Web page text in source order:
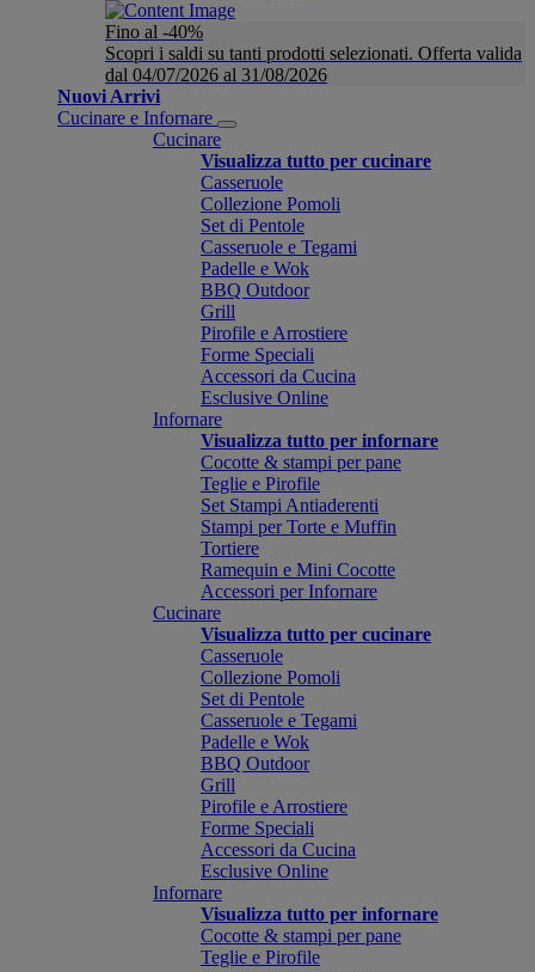
Fino al -40%
Scopri i saldi su tanti prodotti selezionati. Offerta valida
dal 04/07/2026 al 31/08/2026
Nuovi Arrivi
Cucinare e Infornare
Cucinare
Visualizza tutto per cucinare
Casseruole
Collezione Pomoli
Set di Pentole
Casseruole e Tegami
Padelle e Wok
BBQ Outdoor
Grill
Pirofile e Arrostiere
Forme Speciali
Accessori da Cucina
Esclusive Online
Infornare
Visualizza tutto per infornare
Cocotte & stampi per pane
Teglie e Pirofile
Set Stampi Antiaderenti
Stampi per Torte e Muffin
Tortiere
Ramequin e Mini Cocotte
Accessori per Infornare
Cucinare
Visualizza tutto per cucinare
Casseruole
Collezione Pomoli
Set di Pentole
Casseruole e Tegami
Padelle e Wok
BBQ Outdoor
Grill
Pirofile e Arrostiere
Forme Speciali
Accessori da Cucina
Esclusive Online
Infornare
Visualizza tutto per infornare
Cocotte & stampi per pane
Teglie e Pirofile